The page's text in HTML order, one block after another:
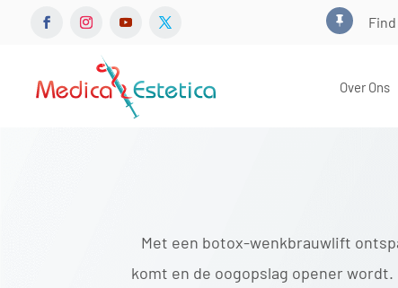

Over Ons
Met een botox-wenkbrauwlift
komt en de oogopslag opener